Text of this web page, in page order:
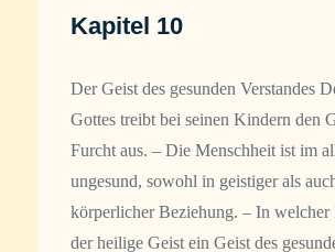
Kapitel 10
Der Geist des gesunden Verstandes
Gottes treibt bei seinen Kindern den
Furcht aus. – Die Menschheit ist im
ungesund, sowohl in geistiger als
körperlicher Beziehung. – In welcher
der heilige Geist ein Geist des